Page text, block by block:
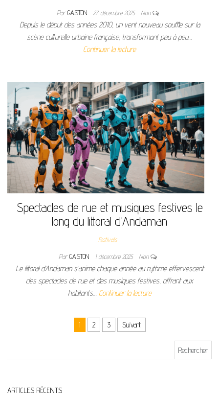
ParGASTON 27 décembre 2025 Non
Depuis le début des années 2010, un vent nouveau souffle sur la
scène culturelle urbaine française, transformant peu à peu…
Continuer la lecture
Spectacles de rue et musiques festives le
long du littoral d’Andaman
Festivals
ParGASTON 1 décembre 2025 Non
Le littoral d’Andaman s’anime chaque année au rythme effervescent
des spectacles de rue et des musiques festives, offrant aux
habitants… Continuer la lecture
Pagination des publications
1 2 3 Suivant
ARTICLES RÉCENTS